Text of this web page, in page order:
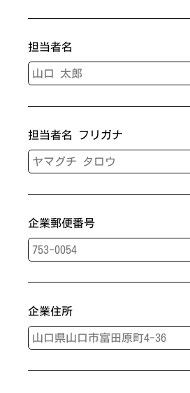
担当者名
担当者名 フリガナ
企業郵便番号
企業住所